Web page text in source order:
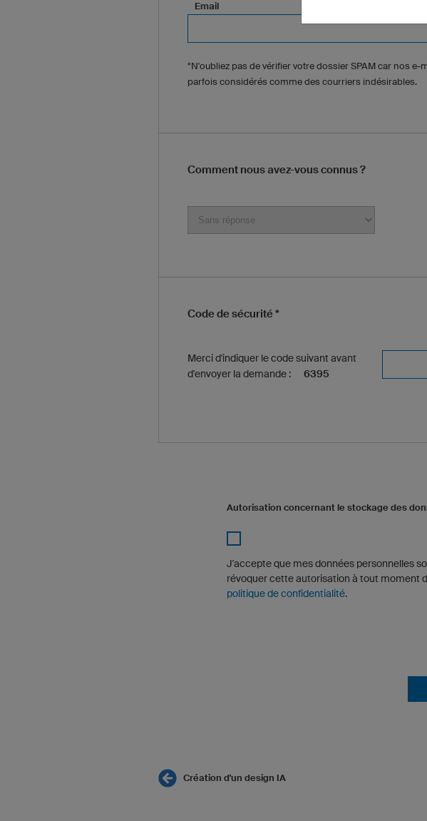
Email
*N'oubliez pas de vérifier votre dossier SPAM car nos e-
parfois considérés comme des courriers indésirables.
Comment nous avez-vous connus ?
Code de sécurité *
Merci d'indiquer le code suivant avant
d'envoyer la demande :
6395
Autorisation concernant le stockage des
J'accepte que mes données personnelles
révoquer cette autorisation à tout moment
politique de confidentialité.
Création d'un design IA